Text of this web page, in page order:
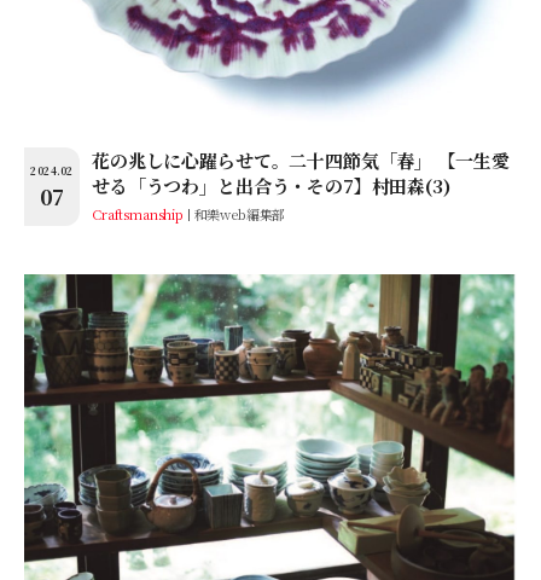
2024.02
07
花の兆しに心躍らせて。二十四節気「春」 【一生愛
せる「うつわ」と出合う・その7】村田森(3)
Craftsmanship 和樂web編集部